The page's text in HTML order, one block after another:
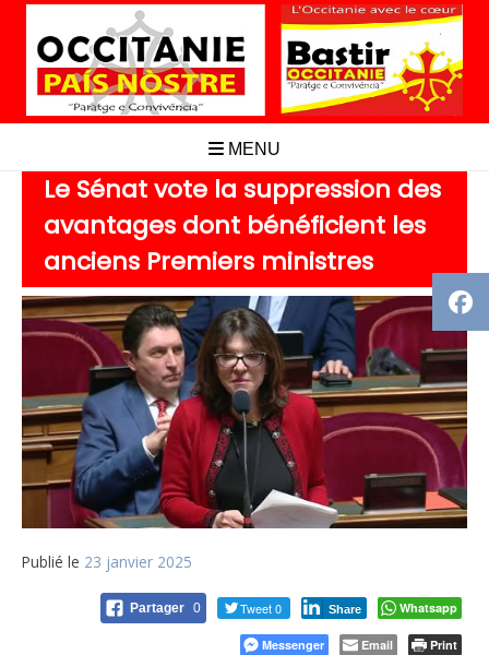
Aller
contenu
MENU
Le Sénat vote la suppression des
avantages dont bénéficient les
anciens Premiers ministres
Publié le 23 janvier 2025
Partager 0 Tweet 0 Share Whatsapp
Messenger Email Print